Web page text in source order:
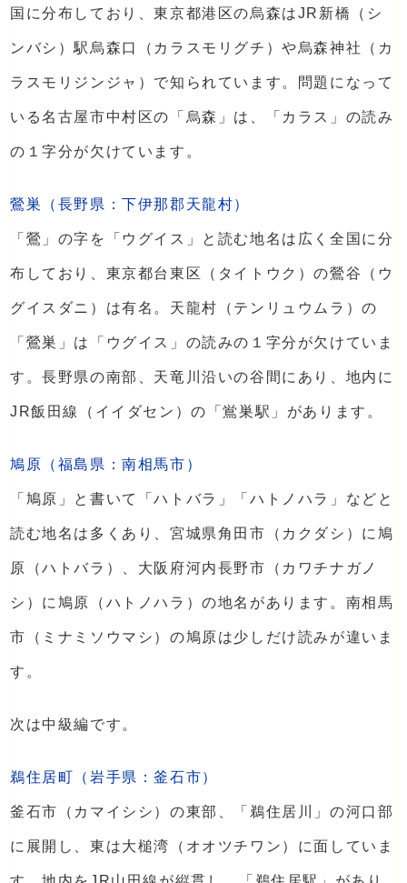
国に分布しており、東京都港区の烏森はJR新橋（シ
ンバシ）駅烏森口（カラスモリグチ）や烏森神社（カ
ラスモリジンジャ）で知られています。問題になって
いる名古屋市中村区の「烏森」は、「カラス」の読み
の１字分が欠けています。
鶯巣（長野県：下伊那郡天龍村）
「鶯」の字を「ウグイス」と読む地名は広く全国に分
布しており、東京都台東区（タイトウク）の鶯谷（ウ
グイスダニ）は有名。天龍村（テンリュウムラ）の
「鶯巣」は「ウグイス」の読みの１字分が欠けていま
す。長野県の南部、天竜川沿いの谷間にあり、地内に
JR飯田線（イイダセン）の「鴬巣駅」があります。
鳩原（福島県：南相馬市）
「鳩原」と書いて「ハトバラ」「ハトノハラ」などと
読む地名は多くあり、宮城県角田市（カクダシ）に鳩
原（ハトバラ）、大阪府河内長野市（カワチナガノ
シ）に鳩原（ハトノハラ）の地名があります。南相馬
市（ミナミソウマシ）の鳩原は少しだけ読みが違いま
す。
次は中級編です。
鵜住居町（岩手県：釜石市）
釜石市（カマイシシ）の東部、「鵜住居川」の河口部
に展開し、東は大槌湾（オオツチワン）に面していま